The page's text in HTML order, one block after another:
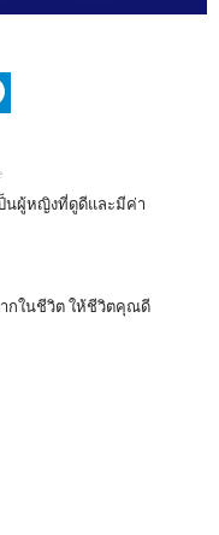
ป็นผู้หญิงที่ดูดีและมีค่า
กในชีวิต ให้ชีวิตคุณดี